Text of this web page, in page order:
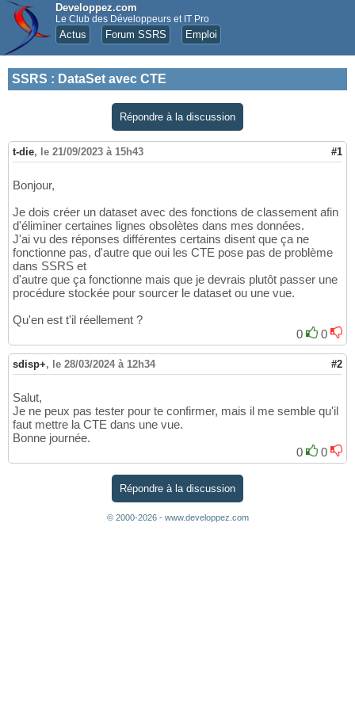
Developpez.com
Le Club des Développeurs et IT Pro
Actus Forum SSRS Emploi
SSRS : DataSet avec CTE
Répondre à la discussion
t-die, le 21/09/2023 à 15h43 #1
Bonjour,
Je dois créer un dataset avec des fonctions de classement afin
d'éliminer certaines lignes obsolètes dans mes données.
J'ai vu des réponses différentes certains disent que ça ne
fonctionne pas, d'autre que oui les CTE pose pas de problème
dans SSRS et
d'autre que ça fonctionne mais que je devrais plutôt passer une
procédure stockée pour sourcer le dataset ou une vue.
Qu'en est t'il réellement ?
0
0
sdisp+, le 28/03/2024 à 12h34 #2
Salut,
Je ne peux pas tester pour te confirmer, mais il me semble qu'il
faut mettre la CTE dans une vue.
Bonne journée.
0
0
Répondre à la discussion
© 2000-2026 - www.developpez.com